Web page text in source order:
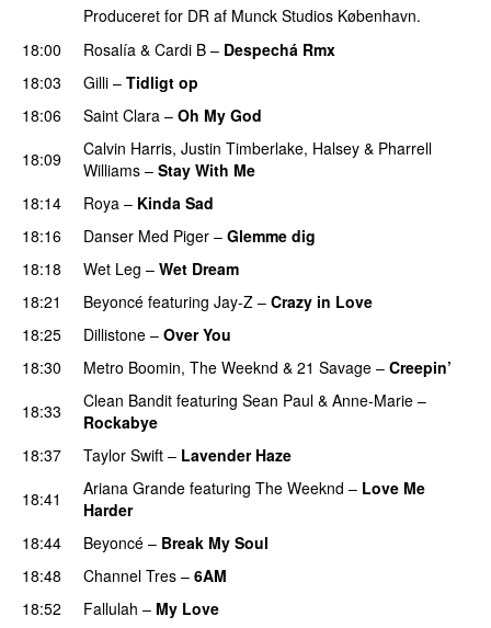
Produceret for DR af Munck Studios København.
18:00
Rosalía & Cardi B – Despechá Rmx
18:03
Gilli – Tidligt op
18:06 Saint Clara – Oh My God
18:09
Calvin Harris, Justin Timberlake, Halsey & Pharrell
Williams – Stay With Me
18:14
Roya – Kinda Sad
18:16 Danser Med Piger – Glemme dig
18:18
Wet Leg – Wet Dream
18:21 Beyoncé featuring Jay-Z – Crazy in Love
18:25
Dillistone – Over You
18:30
Metro Boomin, The Weeknd & 21 Savage – Creepin’
18:33
Clean Bandit featuring Sean Paul & Anne-Marie –
Rockabye
18:37
Taylor Swift – Lavender Haze
18:41
Ariana Grande featuring The Weeknd – Love Me
Harder
18:44
Beyoncé – Break My Soul
18:48
Channel Tres – 6AM
18:52 Fallulah – My Love